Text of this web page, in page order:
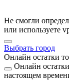
Не смогли
или используете
Выбрать город
Онлайн остатки
Онлайн
настоящем